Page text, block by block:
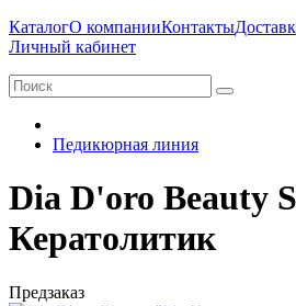
КаталогО компанииКонтакты
Личный кабинет
Педикюрная линия
Dia D'oro Beauty
Кератолитик
Предзаказ